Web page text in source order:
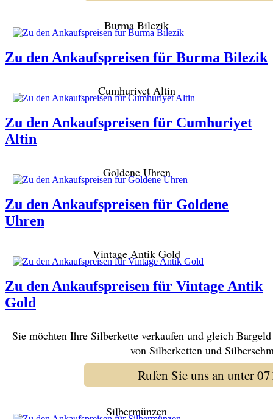
Burma Bilezik
Zu den Ankaufspreisen für Burma Bilezik
Cumhuriyet Altin
Zu den Ankaufspreisen für Cumhuriyet
Altin
Goldene Uhren
Zu den Ankaufspreisen für Goldene
Uhren
Vintage Antik Gold
Zu den Ankaufspreisen für Vintage Antik
Gold
Sie möchten Ihre Silberkette verkaufen und gleich
von Silberketten und
Rufen Sie uns an unter
Silbermünzen